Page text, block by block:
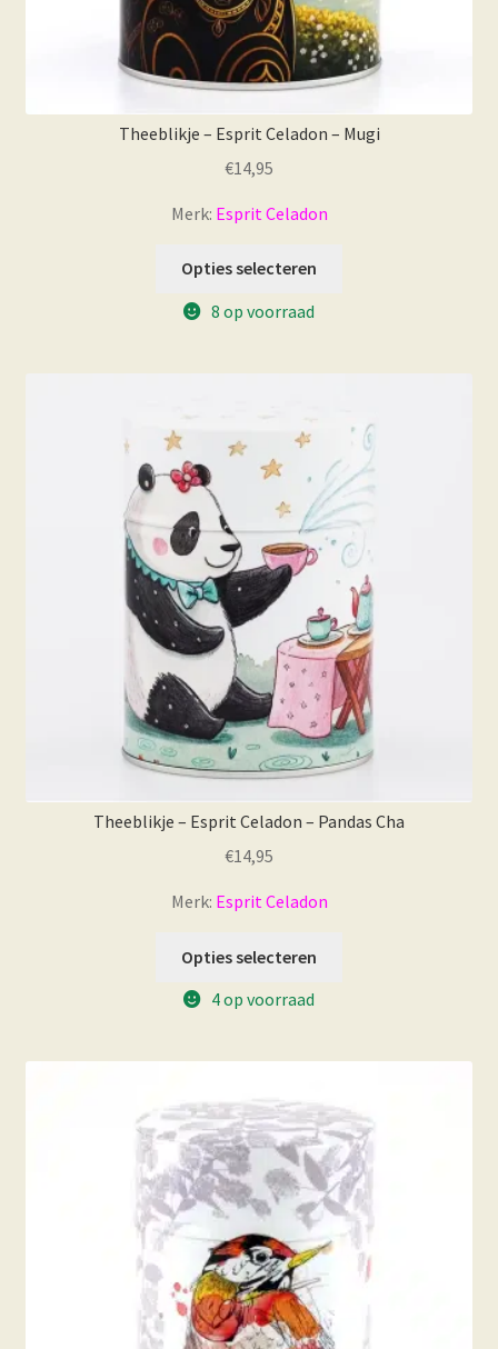
Theeblikje – Esprit Celadon – Mugi
€14,95
Merk: Esprit Celadon
Opties selecteren
8 op voorraad
Theeblikje – Esprit Celadon – Pandas Cha
€14,95
Merk: Esprit Celadon
Opties selecteren
4 op voorraad